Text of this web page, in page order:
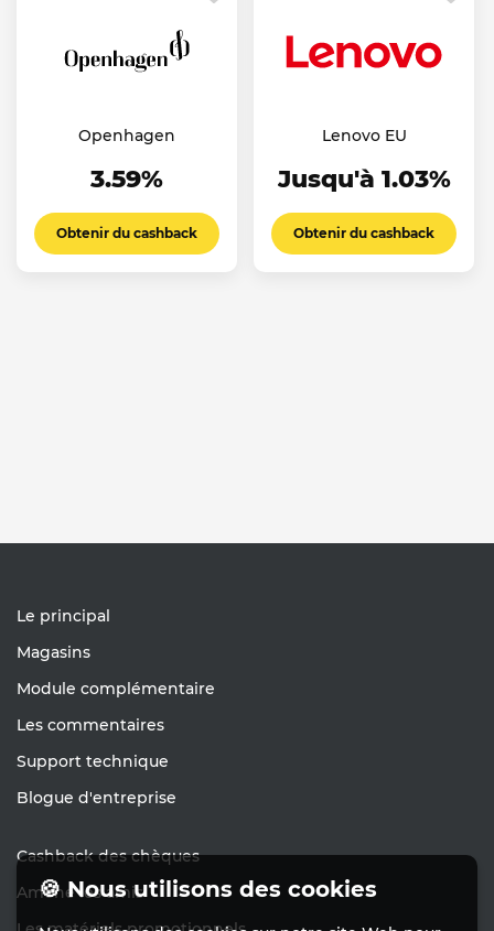
Openhagen
3.59%
Obtenir du cashback
Lenovo EU
Jusqu'à 1.03%
Obtenir du cashback
Le principal
Magasins
Module complémentaire
Les commentaires
Support technique
Blogue d'entreprise
Cashback des chèques
Amène les amis
🍪 Nous utilisons des cookies